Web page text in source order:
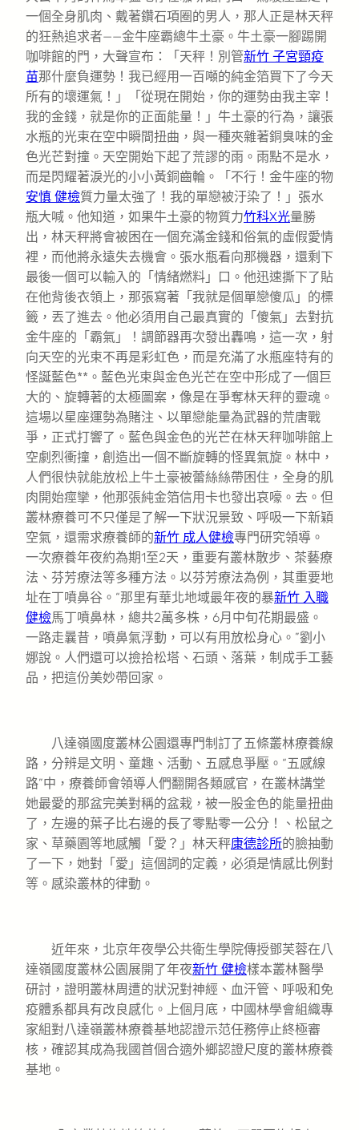
一個全身肌肉、戴著鑽石項圈的男人，那人正是林天秤
的狂熱追求者——金牛座霸總牛土豪。牛土豪一腳踢開
咖啡館的門，大聲宣布：「天秤！別管新竹 子宮頸疫
苗那什麼負運勢！我已經用一百噸的純金箔買下了今天
所有的壞運氣！」「從現在開始，你的運勢由我主宰！
我的金錢，就是你的正面能量！」牛土豪的行為，讓張
水瓶的光束在空中瞬間扭曲，與一種夾雜著銅臭味的金
色光芒對撞。天空開始下起了荒謬的雨。雨點不是水，
而是閃耀著淚光的小小黃銅齒輪。「不行！金牛座的物
安慎 健檢質力量太強了！我的單戀被汙染了！」張水
瓶大喊。他知道，如果牛土豪的物質力竹科X光量勝
出，林天秤將會被困在一個充滿金錢和俗氣的虛假愛情
裡，而他將永遠失去機會。張水瓶看向那機器，還剩下
最後一個可以輸入的「情緒燃料」口。他迅速撕下了貼
在他背後衣領上，那張寫著「我就是個單戀傻瓜」的標
籤，丟了進去。他必須用自己最真實的「傻氣」去對抗
金牛座的「霸氣」！調節器再次發出轟鳴，這一次，射
向天空的光束不再是彩虹色，而是充滿了水瓶座特有的
怪誕藍色**。藍色光束與金色光芒在空中形成了一個巨
大的、旋轉著的太極圖案，像是在爭奪林天秤的靈魂。
這場以星座運勢為賭注、以單戀能量為武器的荒唐戰
爭，正式打響了。藍色與金色的光芒在林天秤咖啡館上
空劇烈衝撞，創造出一個不斷旋轉的怪異氣旋。林中，
人們很快就能放松上牛土豪被蕾絲絲帶困住，全身的肌
肉開始痙攣，他那張純金箔信用卡也發出哀嚎。去。但
叢林療養可不只僅是了解一下狀況景致、呼吸一下新穎
空氣，還需求療養師的新竹 成人健檢專門研究領導。
一次療養年夜約為期1至2天，重要有叢林散步、茶藝療
法、芬芳療法等多種方法。以芬芳療法為例，其重要地
址在丁噴鼻谷。“那里有華北地域最年夜的暴新竹 入職
健檢馬丁噴鼻林，總共2萬多株，6月中旬花期最盛。
一路走曩昔，噴鼻氣浮動，可以有用放松身心。”劉小
娜說。人們還可以撿拾松塔、石頭、落葉，制成手工藝
品，把這份美妙帶回家。
八達嶺國度叢林公園還專門制訂了五條叢林療養線
路，分辨是文明、童趣、活動、五感息爭壓。“五感線
路”中，療養師會領導人們翻開各類感官，在叢林講堂
她最愛的那盆完美對稱的盆栽，被一股金色的能量扭曲
了，左邊的葉子比右邊的長了零點零一公分！、松鼠之
家、草藥園等地感觸「愛？」林天秤康德診所的臉抽動
了一下，她對「愛」這個詞的定義，必須是情感比例對
等。感染叢林的律動。
近年來，北京年夜學公共衛生學院傳授鄧芙蓉在八
達嶺國度叢林公園展開了年夜新竹 健檢樣本叢林醫學
研討，證明叢林周遭的狀況對神經、血汗管、呼吸和免
疫體系都具有改良感化。上個月底，中國林學會組織專
家組對八達嶺叢林療養基地認證示范任務停止終極審
核，確認其成為我國首個合適外鄉認證尺度的叢林療養
基地。